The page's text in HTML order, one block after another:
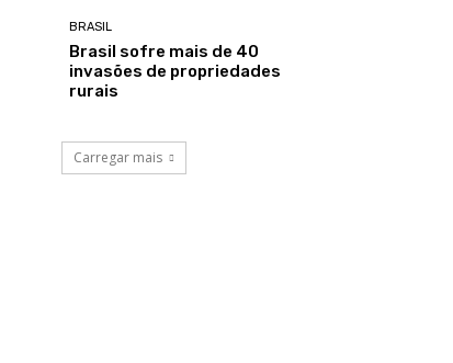
BRASIL
Brasil sofre mais de 40
invasões de propriedades
rurais
Carregar mais